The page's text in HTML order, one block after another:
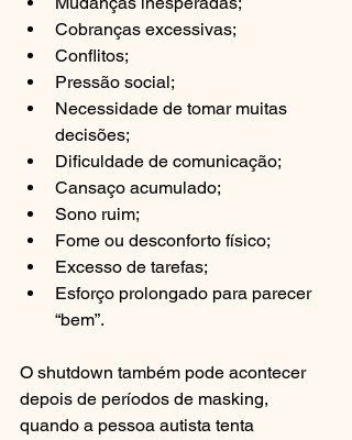
Cobranças excessivas;
Conflitos;
Pressão social;
Necessidade de tomar muitas
decisões;
Dificuldade de comunicação;
Cansaço acumulado;
Sono ruim;
Fome ou desconforto físico;
Excesso de tarefas;
Esforço prolongado para parecer
“bem”.
O shutdown também pode acontecer
depois de períodos de masking,
quando a pessoa autista tenta